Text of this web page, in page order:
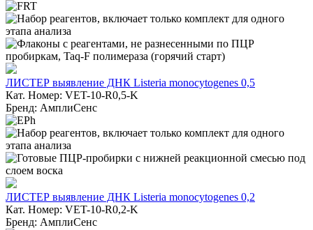
ЛИСТЕР выявление ДНК Listeria monocytogenes 0,5
Кат. Номер: VET-10-R0,5-K
Бренд: АмплиСенс
ЛИСТЕР выявление ДНК Listeria monocytogenes 0,2
Кат. Номер: VET-10-R0,2-K
Бренд: АмплиСенс